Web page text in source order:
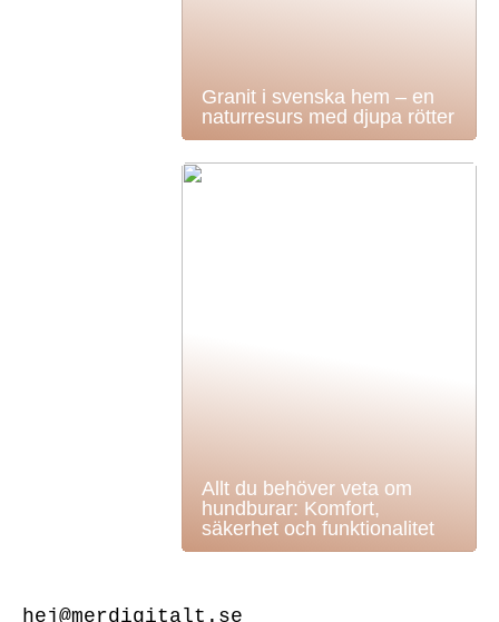
Granit i svenska hem – en
naturresurs med djupa rötter
Allt du behöver veta om
hundburar: Komfort,
säkerhet och funktionalitet
hej@merdigitalt.se